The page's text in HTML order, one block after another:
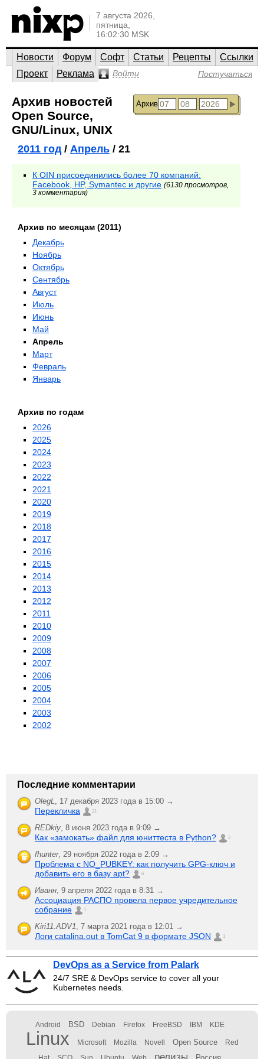
7 августа 2026,
пятница,
16:02:30 MSK
Новости Форум Софт Статьи Рецепты
Ссылки
Проект
Реклама Войти Постучаться
Архив
Архив новостей
Open Source,
GNU/Linux, UNIX
2011 год/ Апрель / 21
К OIN присоединились более 70 компаний:
Facebook, HP, Symantec и другие (6130 просмотров,
3 комментария)
Архив по месяцам (2011)
Декабрь
Ноябрь
Октябрь
Сентябрь
Август
Июль
Июнь
Май
Апрель
Март
Февраль
Январь
Архив по годам
2026
2025
2024
2023
2022
2021
2020
2019
2018
2017
2016
2015
2014
2013
2012
2011
2010
2009
2008
2007
2006
2005
2004
2003
2002
Последние комментарии
OlegL, 17 декабря 2023 года в 15:00 →
Перекличка 21
REDkiy, 8 июня 2023 года в 9:09 →
Как «замокать» файл для юниттеста в Python? 2
fhunter, 29 ноября 2022 года в 2:09 →
Проблема с NO_PUBKEY: как получить GPG-ключ и
добавить его в базу apt?
6
Иванн, 9 апреля 2022 года в 8:31 →
Ассоциация РАСПО провела первое учредительное
собрание
1
Kiri11.ADV1, 7 марта 2021 года в 12:01 →
Логи catalina.out в TomCat 9 в формате JSON 1
DevOps as a Service from Palark
24/7 SRE & DevOps service to cover all your
Kubernetes needs.
Android BSD Debian Firefox FreeBSD IBM KDE
Linux Microsoft Mozilla Novell Open Source Red
релизы